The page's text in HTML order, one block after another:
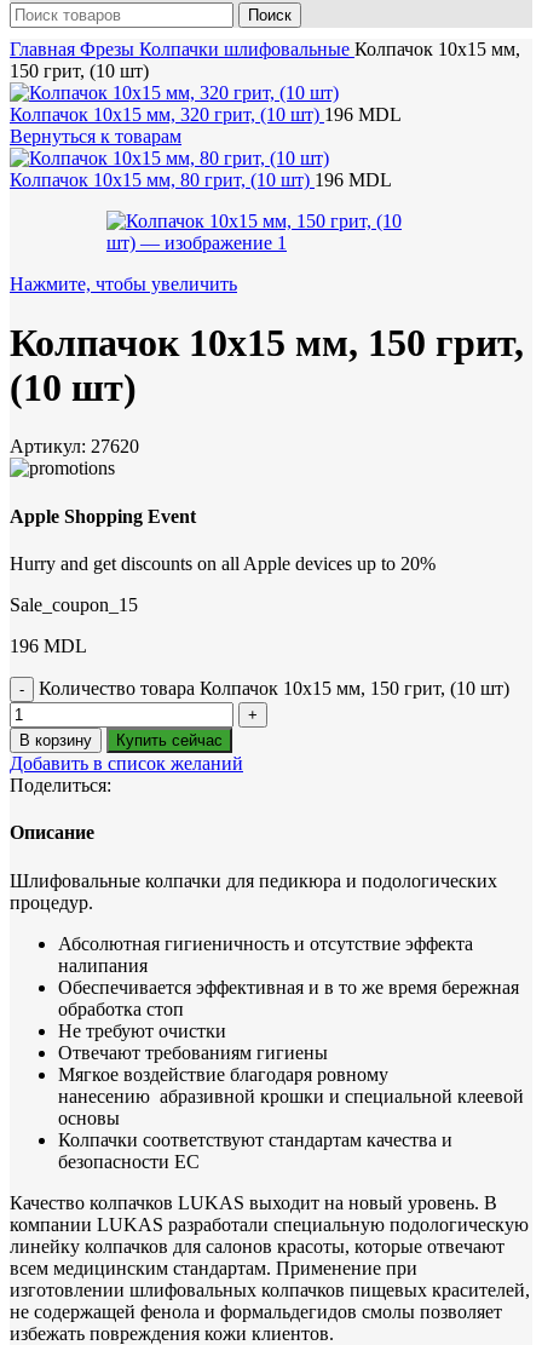
Поиск
Главная Фрезы Колпачки шлифовальные Колпачок 10х15 мм,
150 грит, (10 шт)
Колпачок 10х15 мм, 320 грит, (10 шт) 196 MDL
Вернуться к товарам
Колпачок 10х15 мм, 80 грит, (10 шт) 196 MDL
Нажмите, чтобы увеличить
Колпачок 10х15 мм, 150 грит,
(10 шт)
Артикул: 27620
Apple Shopping Event
Hurry and get discounts on all Apple devices up to 20%
Sale_coupon_15
196 MDL
Количество товара Колпачок 10х15 мм, 150 грит, (10 шт)
В корзину Купить сейчас
Добавить в список желаний
Поделиться:
Описание
Шлифовальные колпачки для педикюра и подологических
процедур.
Абсолютная гигиеничность и отсутствие эффекта
налипания
Обеспечивается эффективная и в то же время бережная
обработка стоп
Не требуют очистки
Отвечают требованиям гигиены
Мягкое воздействие благодаря ровному
нанесению абразивной крошки и специальной клеевой
основы
Колпачки соответствуют стандартам качества и
безопасности ЕС
Качество колпачков LUKAS выходит на новый уровень. В
компании LUKAS разработали специальную подологическую
линейку колпачков для салонов красоты, которые отвечают
всем медицинским стандартам. Применение при
изготовлении шлифовальных колпачков пищевых красителей,
не содержащей фенола и формальдегидов смолы позволяет
избежать повреждения кожи клиентов.